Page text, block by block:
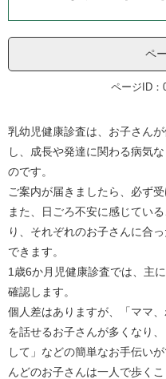
ペ
ページID：
乳幼児健康診査は、お子さん
し、成長や発達に関わる病気
のです。
ご案内が届きましたら、必ず
また、日ごろ不安に感じてい
り、それぞれのお子さんに合
できます。
1歳6か月児健康診査では、主
確認します。
個人差はありますが、「ママ
を話せるお子さんが多くなり
して」などの簡単なお手伝い
んどのお子さんは一人で歩く